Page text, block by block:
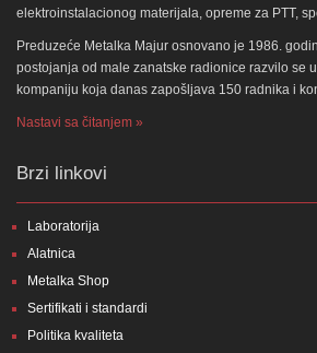
elektroinstalacionog materijala, opreme za PTT,
Preduzeće Metalka Majur osnovano je 1986.
postojanja od male zanatske radionice razvilo se
kompaniju koja danas zapošljava 150 radnika i
Nastavi sa čitanjem »
Brzi linkovi
Laboratorija
Alatnica
Metalka Shop
Sertifikati i standardi
Politika kvaliteta